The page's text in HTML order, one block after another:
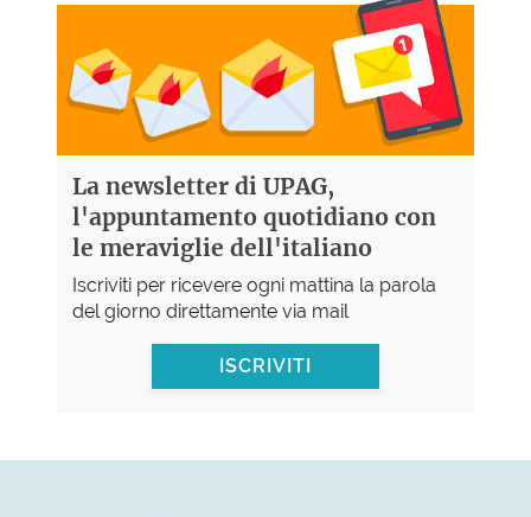
La newsletter di UPAG,
l'appuntamento quotidiano con
le meraviglie dell'italiano
Iscriviti per ricevere ogni mattina la parola
del giorno direttamente via mail
ISCRIVITI